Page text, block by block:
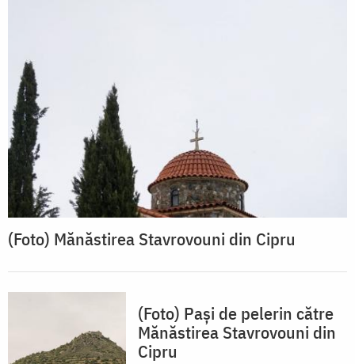
(Foto) Mănăstirea Stavrovouni din Cipru
(Foto) Pași de pelerin către
Mănăstirea Stavrovouni din
Cipru